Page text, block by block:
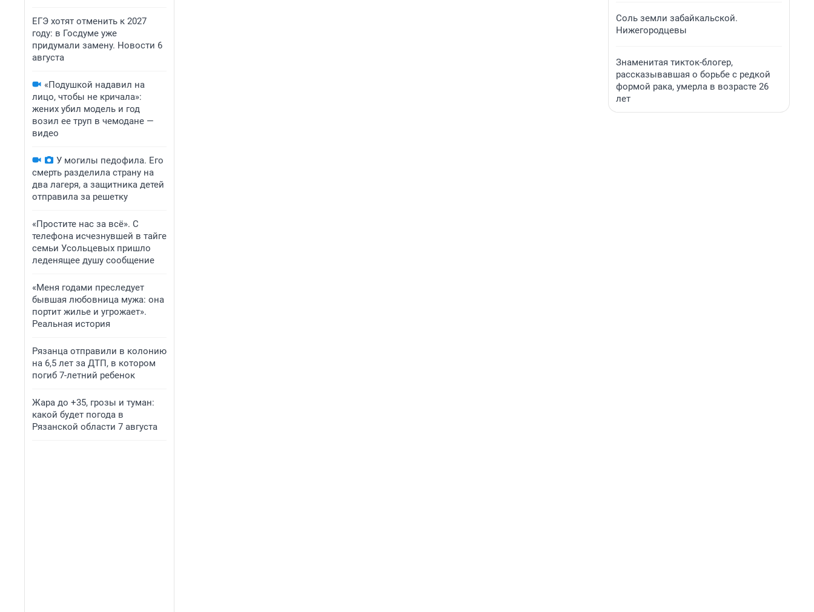
ЕГЭ хотят отменить к 2027
году: в Госдуме уже
придумали замену. Новости 6
августа
«Подушкой надавил на
лицо, чтобы не кричала»:
жених убил модель и год
возил ее труп в чемодане —
видео
У могилы педофила. Его
смерть разделила страну на
два лагеря, а защитника детей
отправила за решетку
«Простите нас за всё». С
телефона исчезнувшей в тайге
семьи Усольцевых пришло
леденящее душу сообщение
«Меня годами преследует
бывшая любовница мужа: она
портит жилье и угрожает».
Реальная история
Рязанца отправили в колонию
на 6,5 лет за ДТП, в котором
погиб 7-летний ребенок
Жара до +35, грозы и туман:
какой будет погода в
Рязанской области 7 августа
Соль земли забайкальской.
Нижегородцевы
Знаменитая тикток-блогер,
рассказывавшая о борьбе с редкой
формой рака, умерла в возрасте 26
лет